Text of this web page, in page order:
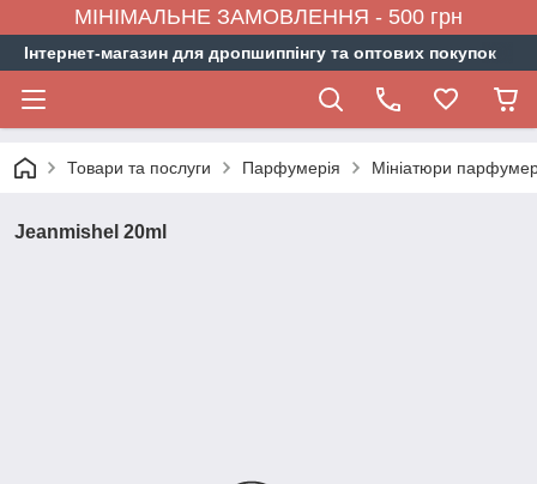
МІНІМАЛЬНЕ ЗАМОВЛЕННЯ - 500 грн
Інтернет-магазин для дропшиппінгу та оптових покупок
Товари та послуги Парфумерія Мініатюри
Jeanmishel 20ml